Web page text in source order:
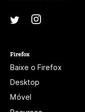
Twitter
Firefox
Baixe o Firefox
Desktop
Móvel